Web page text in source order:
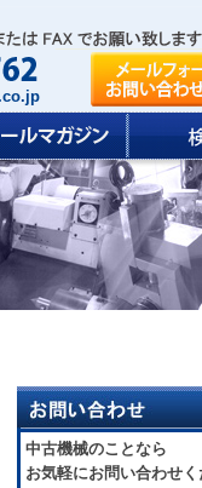
中古機械のことなら
お気軽にお問い合わせく